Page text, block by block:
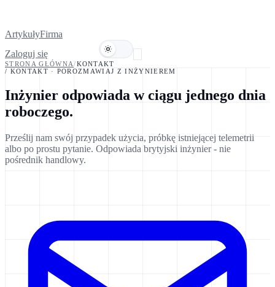
ArtykułyFirma
Zaloguj się
STRONA GŁÓWNA/KONTAKT
/ KONTAKT · POROZMAWIAJ Z INŻYNIEREM
Inżynier odpowiada w ciągu jednego dnia
roboczego.
Prześlij nam swój przypadek użycia, próbkę istniejącej telemetrii
albo po prostu pytanie. Odpowiada brytyjski inżynier - nie
pośrednik handlowy.